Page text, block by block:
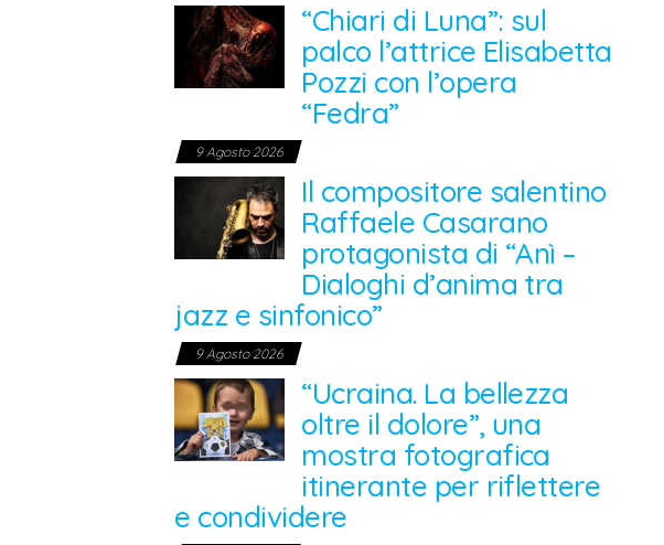
“Chiari di Luna”: sul
palco l’attrice Elisabetta
Pozzi con l’opera
“Fedra”
9 Agosto 2026
Il compositore salentino
Raffaele Casarano
protagonista di “Anì –
Dialoghi d’anima tra
jazz e sinfonico”
9 Agosto 2026
“Ucraina. La bellezza
oltre il dolore”, una
mostra fotografica
itinerante per riflettere
e condividere